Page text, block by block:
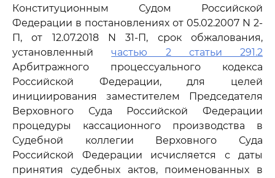
Конституционным Судом Российской
Федерации в постановлениях от 05.02.2007 N 2-
П, от 12.07.2018 N 31-П, срок обжалования,
установленныйчастью 2 статьи 291.2
Арбитражного процессуального кодекса
Российской Федерации, для целей
инициирования заместителем Председателя
Верховного Суда Российской Федерации
процедуры кассационного производства в
Судебной коллегии Верховного Суда
Российской Федерации исчисляется с даты
принятия судебных актов, поименованных в